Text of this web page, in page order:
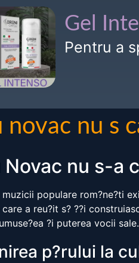
Gel
Pentru a
novac nu s
Novac nu s-a
muzicii populare rom?ne?ti
a reu?it s? ??i
?i puterea vocii sale.
p?rului la